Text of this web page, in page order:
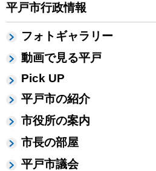
平戸市行政情報
フォトギャラリー
動画で見る平戸
Pick UP
平戸市の紹介
市役所の案内
市長の部屋
平戸市議会